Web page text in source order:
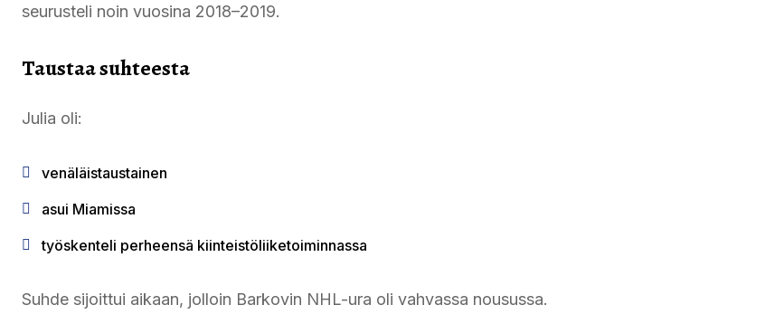
seurusteli noin vuosina 2018–2019.
Taustaa suhteesta
Julia oli:
venäläistaustainen
asui Miamissa
työskenteli perheensä kiinteistöliiketoiminnassa
Suhde sijoittui aikaan, jolloin Barkovin NHL-ura oli vahvassa nousussa.